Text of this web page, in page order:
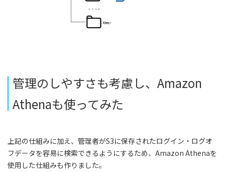
管理のしやすさも考慮し、Amazon
Athenaも使ってみた
上記の仕組みに加え、管理者がS3に保存されたログイン・ログオ
フデータを容易に検索できるようにするため、Amazon Athenaを
使用した仕組みも作りました。